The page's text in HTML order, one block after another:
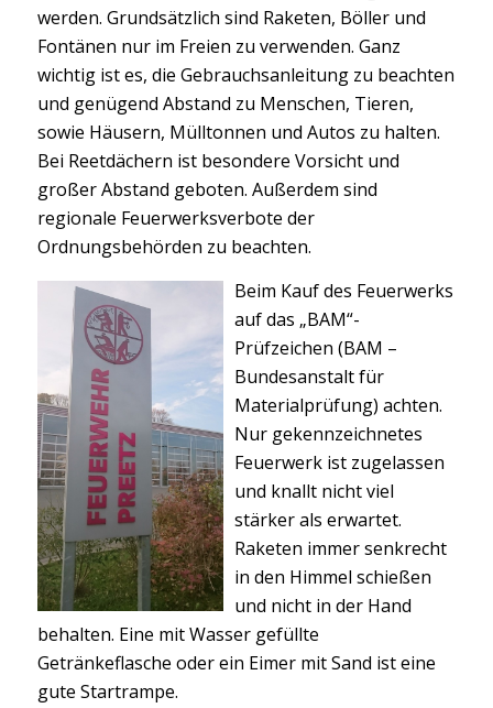
werden. Grundsätzlich sind Raketen, Böller und
Fontänen nur im Freien zu verwenden. Ganz
wichtig ist es, die Gebrauchsanleitung zu beachten
und genügend Abstand zu Menschen, Tieren,
sowie Häusern, Mülltonnen und Autos zu halten.
Bei Reetdächern ist besondere Vorsicht und
großer Abstand geboten. Außerdem sind
regionale Feuerwerksverbote der
Ordnungsbehörden zu beachten.
Beim Kauf des Feuerwerks
auf das „BAM“-
Prüfzeichen (BAM –
Bundesanstalt für
Materialprüfung) achten.
Nur gekennzeichnetes
Feuerwerk ist zugelassen
und knallt nicht viel
stärker als erwartet.
Raketen immer senkrecht
in den Himmel schießen
und nicht in der Hand
behalten. Eine mit Wasser gefüllte
Getränkeflasche oder ein Eimer mit Sand ist eine
gute Startrampe.